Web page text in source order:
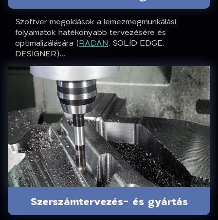
Szoftver megoldások a lemezmegmunkálási
folyamatok hatékonyabb tervezésére és
optimalizálására (RADAN, SOLID EDGE,
DESIGNER)...
Szerszámtervezés- és gyártás